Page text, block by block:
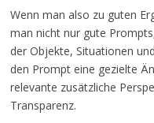
Wenn man also zu guten
man nicht nur gute
der Objekte, Situationen
den Prompt eine gezielte
relevante zusätzliche
Transparenz.